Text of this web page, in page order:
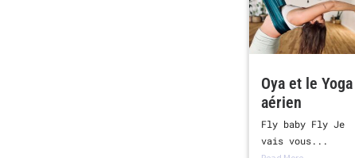
Oya et le Yoga
aérien
Fly baby Fly Je
vais vous...